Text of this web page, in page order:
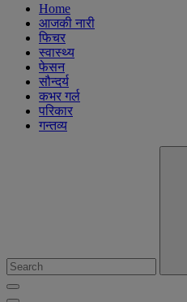
Home
आजकी नारी
फिचर
स्वास्थ्य
फेसन
सौन्दर्य
कभर गर्ल
परिकार
गन्तव्य